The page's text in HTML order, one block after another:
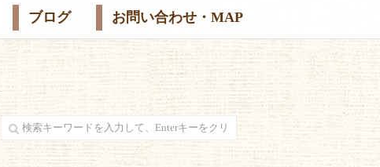
ブログ お問い合わせ・MAP